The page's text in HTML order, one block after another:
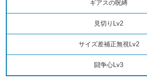
ギアスの呪縛
見切りLv2
サイズ差補正無視Lv2
闘争心Lv3